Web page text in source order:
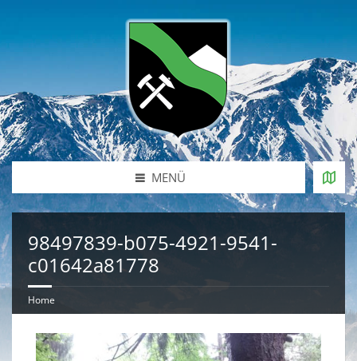
MENÜ
98497839-b075-4921-9541-
c01642a81778
Home